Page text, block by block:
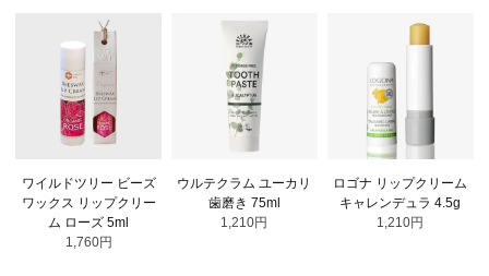
ワイルドツリー ビーズ
ワックス リップクリー
ム ローズ 5ml
1,760円
ウルテクラム ユーカリ
歯磨き 75ml
1,210円
ロゴナ リップクリーム
キャレンデュラ 4.5g
1,210円